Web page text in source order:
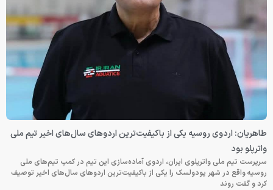
طاهریان: اردوی روسیه یکی از باکیفیت‌ترین اردوهای سال‌های اخیر تیم ملی
واترپلو بود
سرپرست تیم ملی واترپلوی ایران، اردوی آماده‌سازی این تیم در کمپ تیم‌های ملی
روسیه واقع در شهر پودولسک را یکی از باکیفیت‌ترین اردوهای سال‌های اخیر توصیف
کرد و گفت روند